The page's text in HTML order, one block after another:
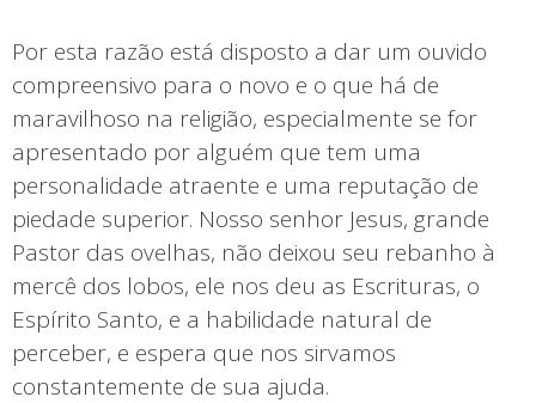
Por esta razão está disposto a dar um ouvido
compreensivo para o novo e o que há de
maravilhoso na religião, especialmente se for
apresentado por alguém que tem uma
personalidade atraente e uma reputação de
piedade superior. Nosso senhor Jesus, grande
Pastor das ovelhas, não deixou seu rebanho à
mercê dos lobos, ele nos deu as Escrituras, o
Espírito Santo, e a habilidade natural de
perceber, e espera que nos sirvamos
constantemente de sua ajuda.